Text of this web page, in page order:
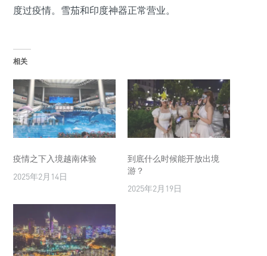
度过疫情。雪茄和印度神器正常营业。
相关
疫情之下入境越南体验
2025年2月14日
到底什么时候能开放出境
游？
2025年2月19日